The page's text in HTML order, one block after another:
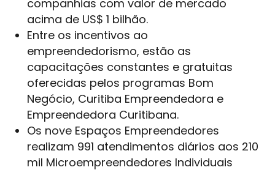
companhias com valor de mercado
acima de US$ 1 bilhão.
Entre os incentivos ao
empreendedorismo, estão as
capacitações constantes e gratuitas
oferecidas pelos programas Bom
Negócio, Curitiba Empreendedora e
Empreendedora Curitibana.
Os nove Espaços Empreendedores
realizam 991 atendimentos diários aos 210
mil Microempreendedores Individuais